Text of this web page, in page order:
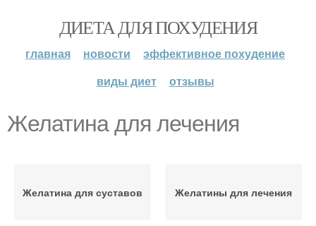
ДИЕТА ДЛЯ ПОХУДЕНИЯ
главная новости
эффективное похудение
виды диет
отзывы
Желатина для лечения
Желатина для суставов Желатины для лечения